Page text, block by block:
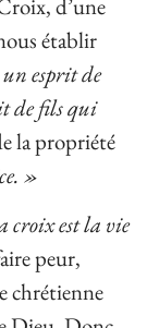
d’une
établir
un esprit de
de fils qui
la propriété
»
croix est la vie
peur,
chrétienne